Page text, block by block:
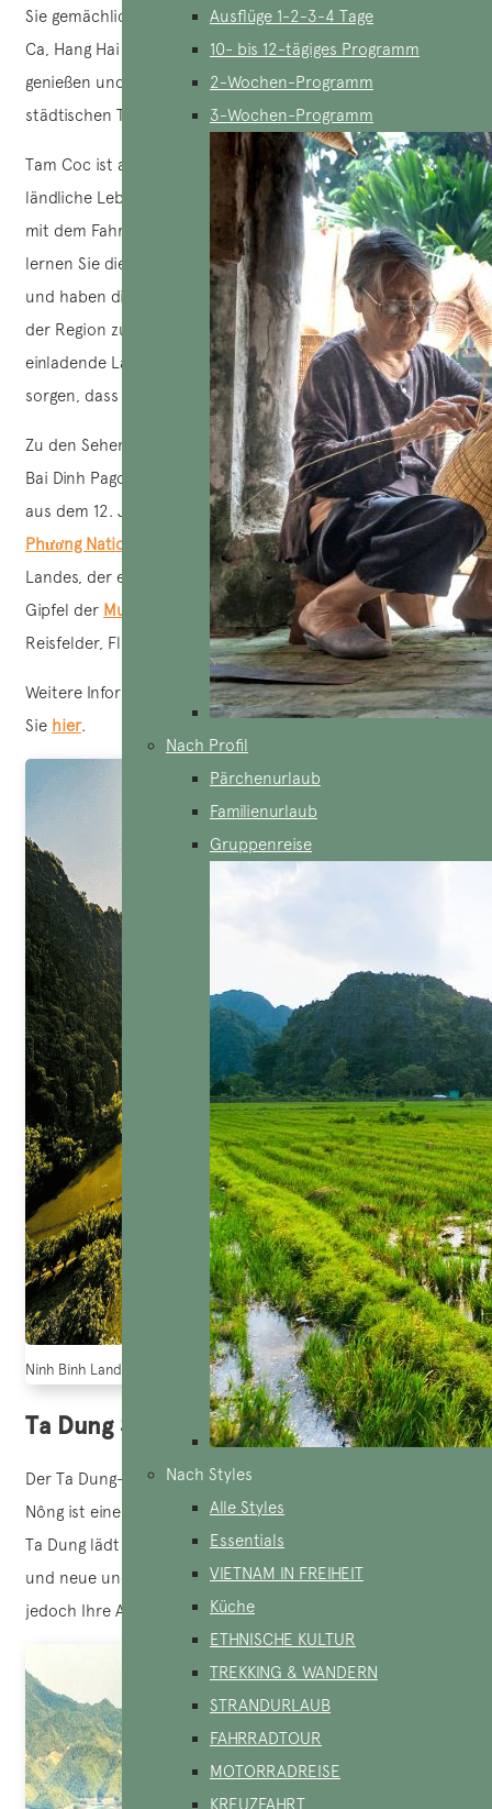
Ausflüge 1-2-3-4 Tage
10- bis 12-tägiges Programm
2-Wochen-Programm
3-Wochen-Programm
Nach Profil
Pärchenurlaub
Familienurlaub
Gruppenreise
Nach Styles
Alle Styles
Essentials
VIETNAM IN FREIHEIT
Küche
ETHNISCHE KULTUR
TREKKING & WANDERN
STRANDURLAUB
FAHRRADTOUR
MOTORRADREISE
KREUZFAHRT
Sie gemächlich durch die geheimnisvollen Höhlen von Hang
Ca, Hang Hai und Hang Ba, um die natürliche Schönheit zu
genießen und die beruhigende Ruhe fernab des
städtischen Trubels zu genießen.
Tam Coc ist auch der ideale Ort, um in die Kultur und die
ländliche Lebensweise Vietnams einzutauchen. Wenn Sie
mit dem Fahrrad durch die Dörfer am Flussufer fahren,
lernen Sie die Einfachheit des örtlichen Lebens kennen
und haben die Gelegenheit, die kulinarischen Spezialitäten
der Region zu probieren. Die Freundlichkeit und das
einladende Lächeln der Einheimischen werden dafür
sorgen, dass Sie sich wie zu Hause fühlen.
Zu den Sehenswürdigkeiten in der Umgebung gehören die
Bai Dinh Pagode, Vietnams größter buddhistischer Komplex
aus dem 12. Jahrhundert, dieBich Dong Pagode, derCuc
Phương Nationalpark
– der älteste Nationalpark des
Landes, der eine vielfältige Tierwelt beherbergt, und der
Gipfel der Mua-Höhle
mit einem Panoramablick auf die
Reisfelder, Flüsse und Karstberge der Umgebung.
Weitere Informationen zu Aktivitäten in Ninh Binh finden
Sie hier.
Ninh Binh Land Halong Bucht
Ta Dung See, Dak Nong
Der Ta Dung-See im Ta Dung-Naturschutzgebiet in Đắk
Nông ist einer der schönsten Seen Vietnams. Ein Besuch in
Ta Dung lädt Sie dazu ein, Ihre Komfortzone zu verlassen
und neue und wenig besuchte Reiseziele zu entdecken, die
jedoch Ihre Aufmerksamkeit verdienen.